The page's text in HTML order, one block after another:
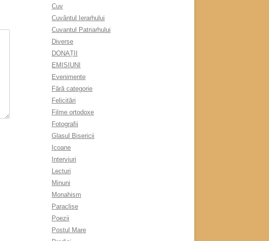
Cuv
Cuvântul Ierarhului
Cuvantul Patriarhului
Diverse
DONAȚII
EMISIUNI
Evenimente
Fără categorie
Felicitări
Filme ortodoxe
Fotografii
Glasul Bisericii
Icoane
Interviuri
Lecturi
Minuni
Monahism
Paraclise
Poezii
Postul Mare